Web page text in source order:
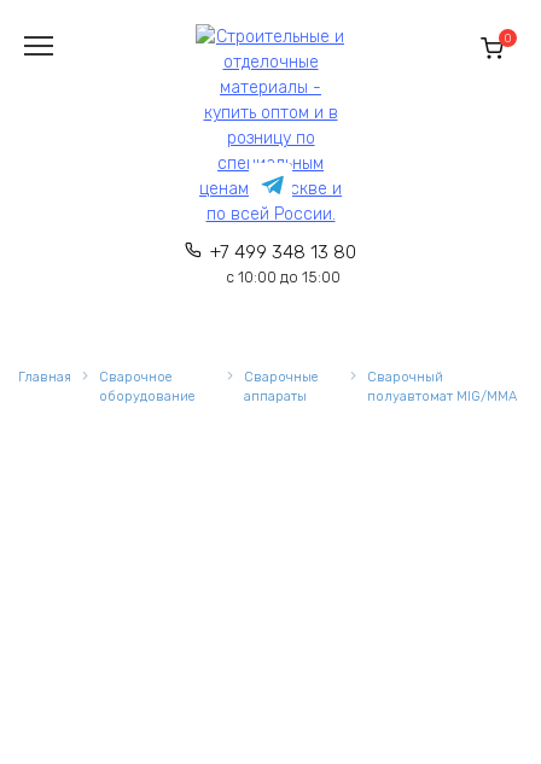
содержанию
+7 499 348 13 80
с 10:00 до 15:00
0
Главная
Сварочное
оборудование
Сварочные
аппараты
Сварочный
полуавтомат MIG/MMA